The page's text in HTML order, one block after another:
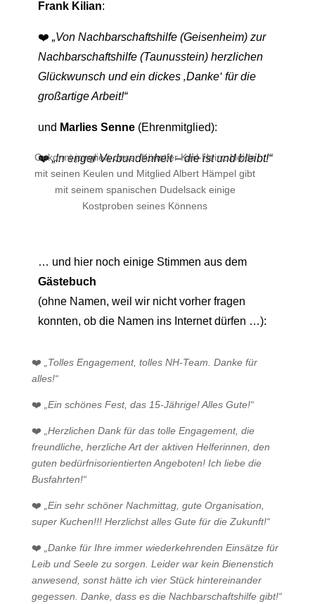
Frank Kilian:
❤️ „Von Nachbarschaftshilfe (Geisenheim) zur
Nachbarschaftshilfe (Taunusstein) herzlichen
Glückwunsch und ein dickes ‚Danke‘ für die
großartige Arbeit!“
und Marlies Senne(Ehrenmitglied):
❤️„In enger Verbundenheit – die ist und bleibt!“
Gekonnt jongliert unser Künstler Karl-Heinz Heide
mit seinen Keulen und Mitglied Albert Hämpel gibt
mit seinem spanischen Dudelsack einige
Kostproben seines Könnens
… und hier noch einige Stimmen aus dem
Gästebuch
(ohne Namen, weil wir nicht vorher fragen
konnten, ob die Namen ins Internet dürfen …):
❤️ „Tolles Engagement, tolles NH-Team. Danke für
alles!“
❤️ „Ein schönes Fest, das 15-Jährige! Alles Gute!“
❤️ „Herzlichen Dank für das tolle Engagement, die
freundliche, herzliche Art der aktiven Helferinnen, den
guten bedürfnisorientierten Angeboten! Ich liebe die
Busfahrten!“
❤️ „Ein sehr schöner Nachmittag, gute Organisation,
super Kuchen!!! Herzlichst alles Gute für die Zukunft!“
❤️ „Danke für Ihre immer wiederkehrenden Einsätze für
Leib und Seele zu sorgen. Leider war kein Bienenstich
anwesend, sonst hätte ich vier Stück hintereinander
gegessen. Danke, dass es die Nachbarschaftshilfe gibt!“